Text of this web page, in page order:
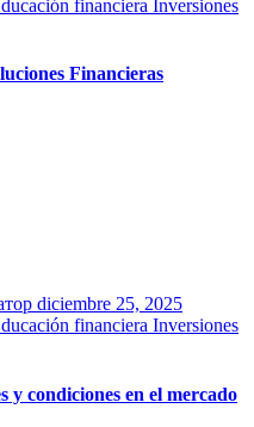
financiera Inversiones
Financieras
diciembre 25, 2025
financiera Inversiones
y condiciones en el mercado